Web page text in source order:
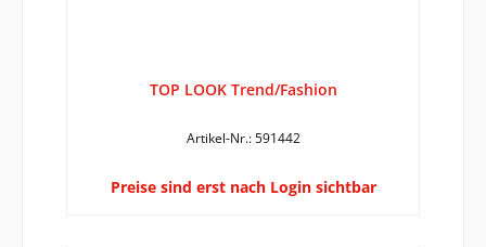
TOP LOOK Trend/Fashion
Artikel-Nr.: 591442
Preise sind erst nach Login sichtbar